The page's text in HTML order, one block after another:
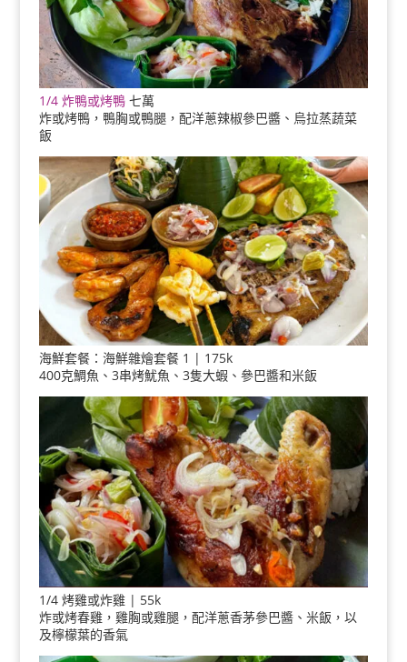
1/4 炸鴨或烤鴨 七萬
炸或烤鴨，鴨胸或鴨腿，配洋蔥辣椒參巴醬、烏拉蒸蔬菜
飯
海鮮套餐：海鮮雜燴套餐 1 | 175k
400克鯛魚、3串烤魷魚、3隻大蝦、參巴醬和米飯
1/4 烤雞或炸雞 | 55k
炸或烤春雞，雞胸或雞腿，配洋蔥香茅參巴醬、米飯，以
及檸檬葉的香氣